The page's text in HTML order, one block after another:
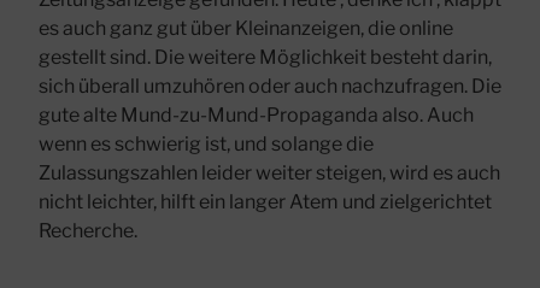
es auch ganz gut über Kleinanzeigen, die online
gestellt sind. Die weitere Möglichkeit besteht darin,
sich überall umzuhören oder auch nachzufragen. Die
gute alte Mund-zu-Mund-Propaganda also. Auch
wenn es schwierig ist, und solange die
Zulassungszahlen leider weiter steigen, wird es auch
nicht leichter, hilft ein langer Atem und zielgerichtet
Recherche.